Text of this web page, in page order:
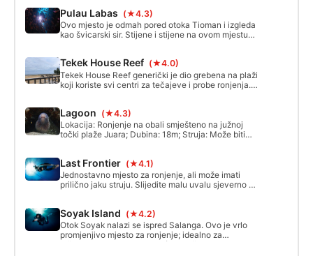
Jata mladih riba ovdje traže sigurnost, ali lovci su
uvijek tu.
Pulau Labas (★4.3)
Ovo mjesto je odmah pored otoka Tioman i izgleda
kao švicarski sir. Stijene i stijene na ovom mjestu
crni grebenski morski psi.
Tekek House Reef (★4.0)
Tekek House Reef generički je dio grebena na plaži
koji koriste svi centri za tečajeve i probe ronjenja.
prema 8m dubine i prelazi u pjeskovito dno.
Lagoon (★4.3)
Lokacija: Ronjenje na obali smješteno na južnoj
točki plaže Juara; Dubina: 18m; Struja: Može biti
velike koraljne stijene i područja riječnih stijena
Last Frontier (★4.1)
Jednostavno mjesto za ronjenje, ali može imati
prilično jaku struju. Slijedite malu uvalu sjeverno od
Soyak Island (★4.2)
Otok Soyak nalazi se ispred Salanga. Ovo je vrlo
promjenjivo mjesto za ronjenje; idealno za
višerazinske ronioce, nudeći ponešto od svega,